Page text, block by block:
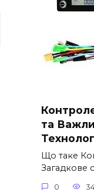
та
Що таке
Загадкове
0